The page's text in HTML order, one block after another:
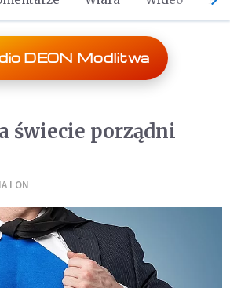
DEON Modlitwa
świecie porządni
I ON